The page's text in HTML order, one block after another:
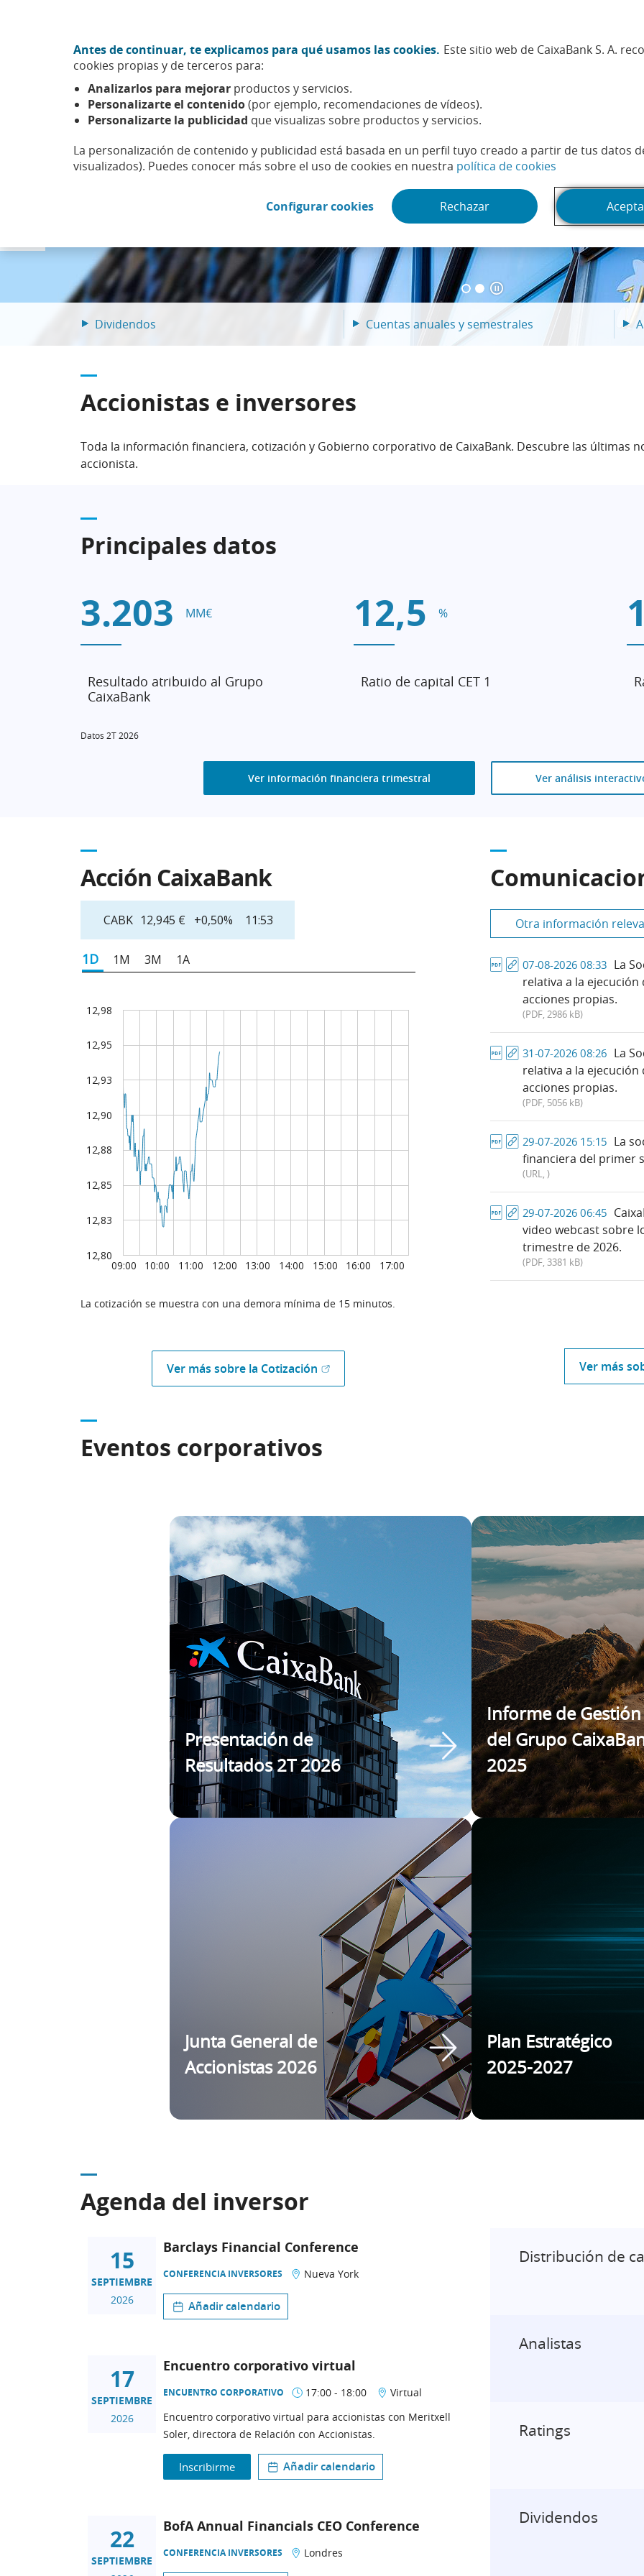
Antes de continuar, te explicamos para qué usamos las cookies. Este sitio web de CaixaBank S. A.
cookies propias y de terceros para:
Analizarlos para mejorar productos y servicios.
Personalizarte el contenido(por ejemplo, recomendaciones de vídeos).
Personalizarte la publicidad que visualizas sobre productos y servicios.
La personalización de contenido y publicidad está basada en un perfil tuyo creado a partir de tus datos
visualizados). Puedes conocer más sobre el uso de cookies en nuestra política de cookies
Configurar cookies(Abrir en ventana nueva)
Rechazar
Sobre nosotros
Presentación de Resultados 2T 2026
Accede a la documentación
Presentaciones corporativas
Pausar/Reanudar
Presentación de Resultados 2T 2026
Dividendos Cuentas anuales y semestrales
Accionistas e inversores
Toda la información financiera, cotización y Gobierno corporativo de CaixaBank. Descubre las últimas
accionista.
Principales datos
3.203 MM€
Resultado atribuido al Grupo
CaixaBank
12,5 %
Ratio de capital CET 1
Datos 2T 2026
Ver información financiera trimestral Ver análisis
Acción CaixaBank
La cotización se muestra con una demora mínima de 15 minutos.
Ver más sobre la Cotización(Abrir en ventana nueva)
Otra información
07-08-2026 08:33 La
relativa a la
acciones propias.
(PDF, 2986 kB)
31-07-2026 08:26 La
relativa a la
acciones propias.
(PDF, 5056 kB)
29-07-2026 15:15 La
financiera del primer
(URL, )
29-07-2026 06:45
video webcast sobre
trimestre de 2026.
(PDF, 3381 kB)
Ver más
Eventos corporativos
Presentación de
Resultados 2T 2026
Informe de Gestión
del Grupo
2025
Junta General de
Accionistas 2026
Plan Estratégico
2025-2027
Agenda del inversor
15
SEPTIEMBRE
2026
Barclays Financial Conference
CONFERENCIA INVERSORES Nueva York
Añadir calendario
17
SEPTIEMBRE
2026
Encuentro corporativo virtual
ENCUENTRO CORPORATIVO 17:00 - 18:00
Virtual
Encuentro corporativo virtual para accionistas con Meritxell
Soler, directora de Relación con Accionistas.
Inscribirme Añadir calendario
22
SEPTIEMBRE
BofA Annual Financials CEO Conference
CONFERENCIA INVERSORES Londres
Distribución de
Analistas
Ratings
Dividendos